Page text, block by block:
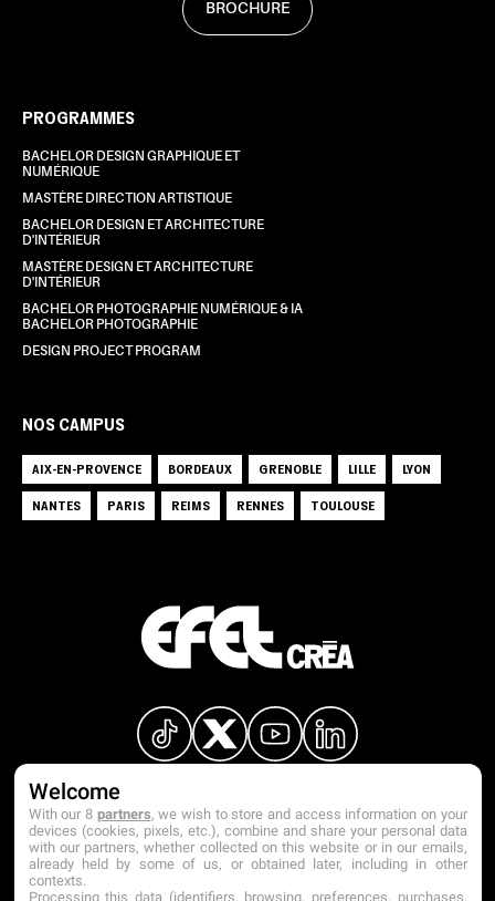
BROCHURE
PROGRAMMES
BACHELOR DESIGN GRAPHIQUE ET
NUMÉRIQUE
MASTÈRE DIRECTION ARTISTIQUE
BACHELOR DESIGN ET ARCHITECTURE
D'INTÉRIEUR
MASTÈRE DESIGN ET ARCHITECTURE
D'INTÉRIEUR
BACHELOR PHOTOGRAPHIE NUMÉRIQUE & IA
BACHELOR PHOTOGRAPHIE
DESIGN PROJECT PROGRAM
NOS CAMPUS
AIX-EN-PROVENCE BORDEAUX GRENOBLE LILLE
LYON
NANTES
PARIS REIMS RENNES TOULOUSE
Welcome
With our 8 partners, we wish to store and access information on your
devices (cookies, pixels, etc.), combine and share your personal data
with our partners, whether collected on this website or in our emails,
already held by some of us, or obtained later, including in other
contexts.
Processing this data (identifiers, browsing, preferences, purchases,